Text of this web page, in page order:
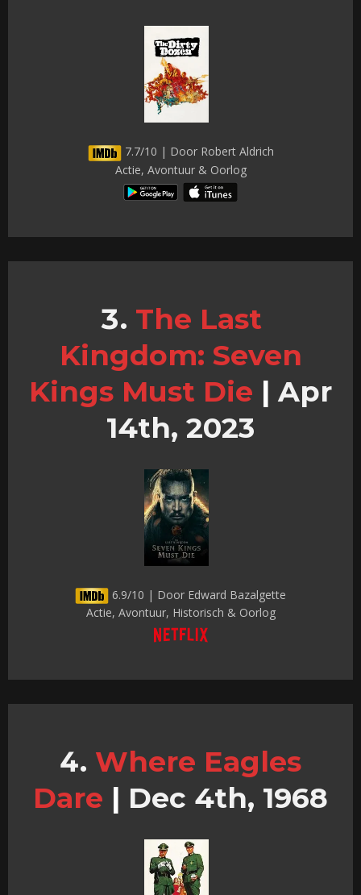
7.7/10 | Door Robert Aldrich
Actie, Avontuur & Oorlog
The Last
Kingdom: Seven
Kings Must Die | Apr
14th, 2023
6.9/10 | Door Edward Bazalgette
Actie, Avontuur, Historisch & Oorlog
Where Eagles
Dare | Dec 4th, 1968